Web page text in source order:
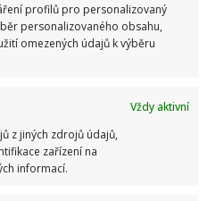
profilů pro personalizovaný
personalizovaného obsahu,
omezených údajů k výběru
Vždy aktivní
z jiných zdrojů údajů,
zařízení na
informací.